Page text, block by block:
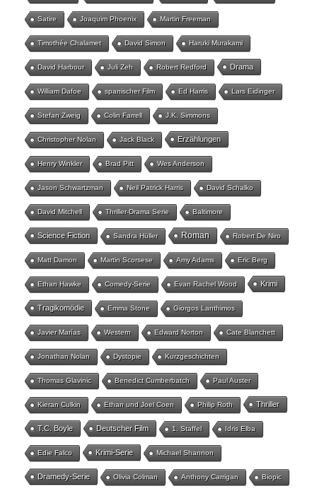
Satire Joaquim Phoenix Martin Freeman
Timothée Chalamet David Simon Haruki Murakami
David Harbour Juli Zeh Robert Redford Drama
William Dafoe spanischer Film Ed Harris Lars Eidinger
Stefan Zweig Colin Farrell J.K. Simmons
Christopher Nolan Jack Black Erzählungen
Henry Winkler Brad Pitt Wes Anderson
Jason Schwartzman Neil Patrick Harris David Schalko
David Mitchell Thriller-Drama Serie Baltimore
Science Fiction Sandra Hüller Roman Robert De Niro
Matt Damon Martin Scorsese Amy Adams Eric Berg
Ethan Hawke Comedy-Serie Evan Rachel Wood Krimi
Tragikomödie Emma Stone Giorgos Lanthimos
Javier Marías Western Edward Norton Cate Blanchett
Jonathan Nolan Dystopie Kurzgeschichten
Thomas Glavinic Benedict Cumberbatch Paul Auster
Kieran Culkin Ethan und Joel Coen Philip Roth Thriller
T.C. Boyle Deutscher Film 1. Staffel Idris Elba
Edie Falco Krimi-Serie Michael Shannon
Dramedy-Serie Olivia Colman Anthony Carrigan Biopic